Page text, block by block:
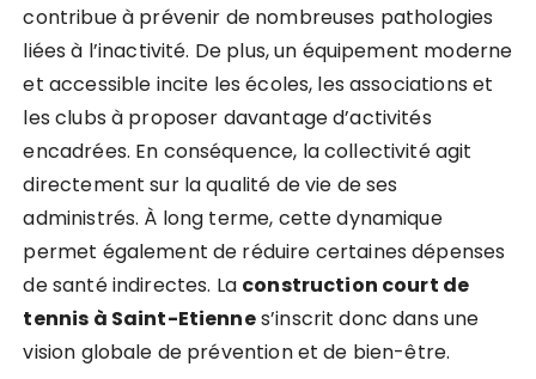
contribue à prévenir de nombreuses pathologies
liées à l’inactivité. De plus, un équipement moderne
et accessible incite les écoles, les associations et
les clubs à proposer davantage d’activités
encadrées. En conséquence, la collectivité agit
directement sur la qualité de vie de ses
administrés. À long terme, cette dynamique
permet également de réduire certaines dépenses
de santé indirectes. La construction court de
tennis à Saint-Etiennes’inscrit donc dans une
vision globale de prévention et de bien-être.